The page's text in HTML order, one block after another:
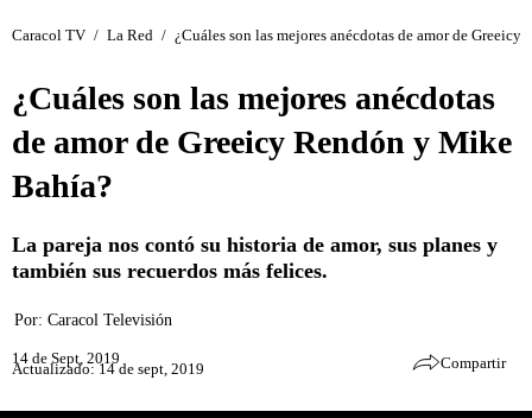
Caracol TV / La Red / ¿Cuáles son las mejores anécdotas de amor de
¿Cuáles son las mejores anécdotas
de amor de Greeicy Rendón y Mike
Bahía?
La pareja nos contó su historia de amor, sus planes y
también sus recuerdos más felices.
Por: Caracol Televisión
14 de Sept, 2019
Actualizado: 14 de sept, 2019 Compartir